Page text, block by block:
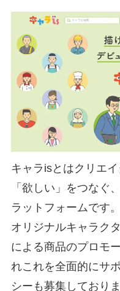
キャラisとはクリエ
「欲しい」をつなぐ
ラットフォームです。
オリジナルキャラク
による商品のプロモ
れこれを全面的にサ
シーも募集しておりま